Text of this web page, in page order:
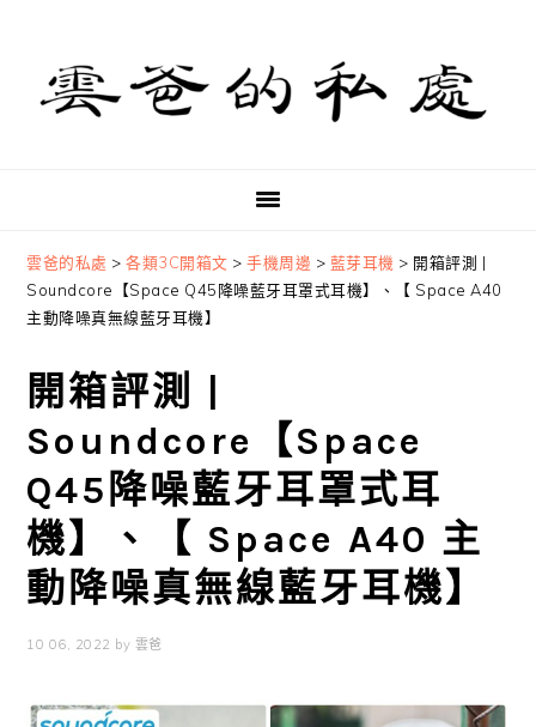
primary
navigation
content
primary
sidebar
雲爸的私處 >各類3C開箱文 >手機周邊 > 藍芽耳機 > 開箱評測 |
Soundcore【Space Q45降噪藍牙耳罩式耳機】、【 Space A40
主動降噪真無線藍牙耳機】
開箱評測 |
Soundcore【Space
Q45降噪藍牙耳罩式耳
機】、【 Space A40 主
動降噪真無線藍牙耳機】
10 06, 2022 by 雲爸